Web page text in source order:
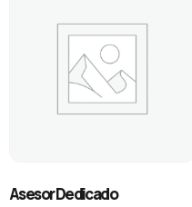
Asesor Dedicado